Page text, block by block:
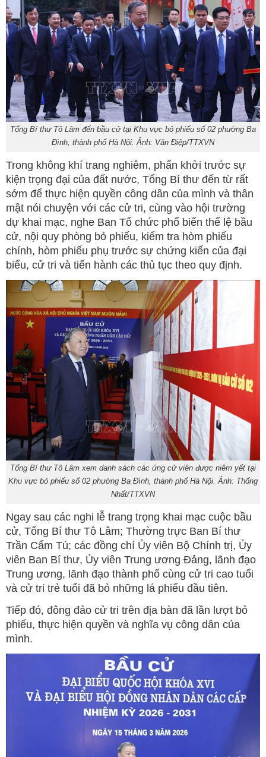
Tổng Bí thư Tô Lâm đến bầu cử tại Khu vực bỏ phiếu số 02 phường Ba
Đình, thành phố Hà Nội. Ảnh: Văn Điệp/TTXVN
Trong không khí trang nghiêm, phấn khởi trước sự
kiện trọng đại của đất nước, Tổng Bí thư đến từ rất
sớm để thực hiện quyền công dân của mình và thân
mật nói chuyện với các cử tri, cùng vào hội trường
dự khai mạc, nghe Ban Tổ chức phổ biến thể lệ bầu
cử, nội quy phòng bỏ phiếu, kiểm tra hòm phiếu
chính, hòm phiếu phụ trước sự chứng kiến của đại
biểu, cử tri và tiến hành các thủ tục theo quy định.
Tổng Bí thư Tô Lâm xem danh sách các ứng cử viên được niêm yết tại
Khu vực bỏ phiếu số 02 phường Ba Đình, thành phố Hà Nội. Ảnh: Thống
Nhất/TTXVN
Ngay sau các nghi lễ trang trọng khai mạc cuộc bầu
cử, Tổng Bí thư Tô Lâm; Thường trực Ban Bí thư
Trần Cẩm Tú; các đồng chí Ủy viên Bộ Chính trị, Ủy
viên Ban Bí thư, Ủy viên Trung ương Đảng, lãnh đạo
Trung ương, lãnh đạo thành phố cùng cử tri cao tuổi
và cử tri trẻ tuổi đã bỏ những lá phiếu đầu tiên.
Tiếp đó, đông đảo cử tri trên địa bàn đã lần lượt bỏ
phiếu, thực hiện quyền và nghĩa vụ công dân của
mình.